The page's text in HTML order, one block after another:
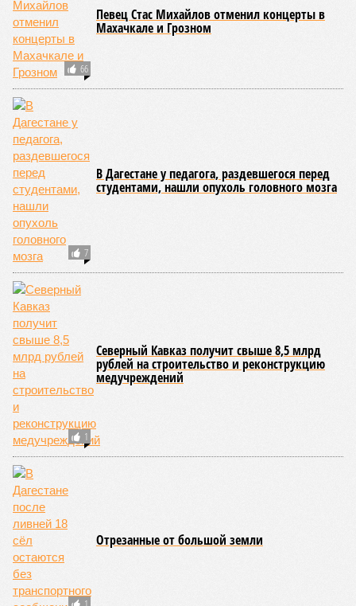
Араканский мост», пролегающей по Гергебильскому району,
водная стихия размыла дорожное полотно на семи
различных отрезках, и весь автомобильный поток был
вынужденно пущен по альтернативным маршрутам до тех
пор, пока не спадёт уровень воды в реке Кара-Койсу, что
ожидается не ранее 17 июля.
В Дахадаевском районе транспортное сообщение с одним
из сёл прервано из-за масштабного оползня, сошедшего на
проезжую часть дороги Ашты – Дирбакмахи, и открыть
движение там планируют лишь 18 июля. В Рутульском
районе без транспортного сообщения продолжают
В Тляратинском районе специалистам удалось наладить
сообщение с семью сёлами по временной схеме. В
Унцукульском районе движение по-прежнему полностью
перекрыто на автомобильной дороге «Араканская
площадка – Унцукуль – Сагринский мост», при этом
организованы объездные маршруты, а непосредственно к
аварийно-восстановительным работам рассчитывают
приступить только после существенного снижения напора
воды, сбрасываемой из штольни Ирганайской ГЭС,
ориентировочно к 15 августа.
В Чародинском районе на дороге «Цуриб – Арчиб»
транспортное сообщение с 18 населёнными пунктами было
восстановлено по временной схеме, однако подъездные
пути к двум селам всё ещё остаются заблокированными.
Ранее в Унцукульском районе Дагестана из-за
повреждения дорожного полотна протяжённостью 110
метров и серьёзных нарушений в системе водоснабжения
был объявлен режим ЧС. Для борьбы с паводками в
республике активно задействуют волонтёров.